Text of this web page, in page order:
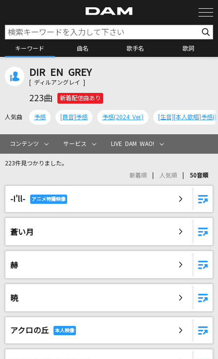
キーワード 曲名 歌手名 歌詞
カラオケ検索
カラオケリクエスト
リアルタイムで歌われている曲の一覧
indigo la End
Flowerwall
唱
Ado
DIR EN GREY
[ ディルアングレイ ]
223曲 新着配信曲あり
人気曲 予感 [良音]予感 予感(2024 Ver.)
コンテンツ サービス LIVE DAM WAO!
223件見つかりました。
新着順 人気順 50音順
-I'll-
蒼い月
赫
暁
アクロの丘